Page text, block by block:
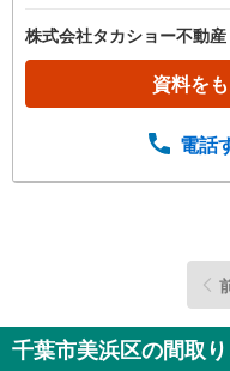
株式会社タカショー不動産
資料を
電話
千葉市美浜区の間取